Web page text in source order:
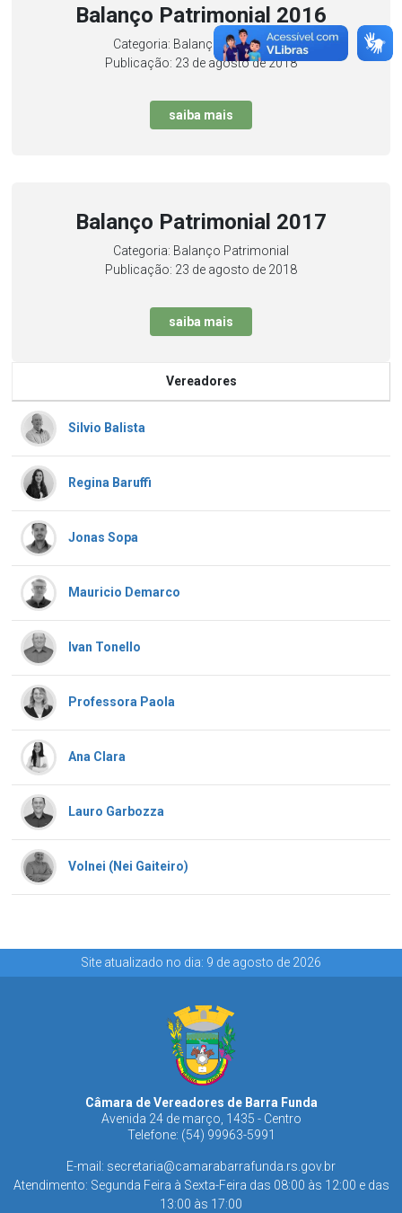
Balanço Patrimonial 2016
Categoria: Balanço Patrimonial
Publicação: 23 de agosto de 2018
saiba mais
Balanço Patrimonial 2017
Categoria: Balanço Patrimonial
Publicação: 23 de agosto de 2018
saiba mais
Vereadores
Silvio Balista
Regina Baruffi
Jonas Sopa
Mauricio Demarco
Ivan Tonello
Professora Paola
Ana Clara
Lauro Garbozza
Volnei (Nei Gaiteiro)
Site atualizado no dia: 9 de agosto de 2026
Câmara de Vereadores de Barra Funda
Avenida 24 de março, 1435 - Centro
Telefone: (54) 99963-5991
E-mail: secretaria@camarabarrafunda.rs.gov.br
Atendimento: Segunda Feira à Sexta-Feira das 08:00 às 12:00 e das
13:00 às 17:00